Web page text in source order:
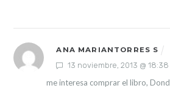
ANA MARIANTORRES S
13 noviembre, 2013 @ 18:38
me interesa comprar el libro,